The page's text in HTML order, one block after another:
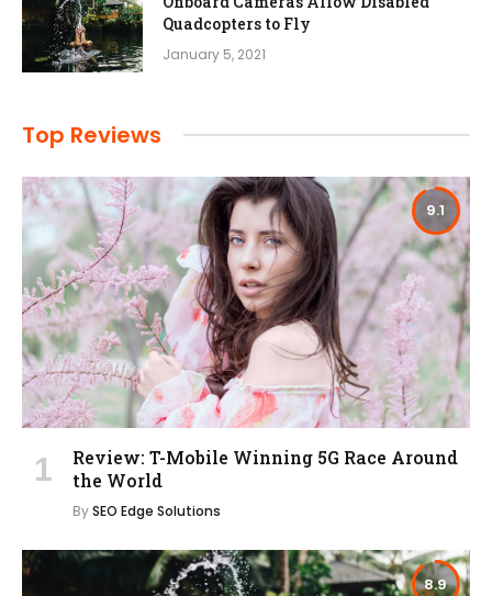
Quadcopters to Fly
January 5, 2021
Top Reviews
9.1
Review: T-Mobile Winning 5G Race Around
the World
BySEO Edge Solutions
8.9